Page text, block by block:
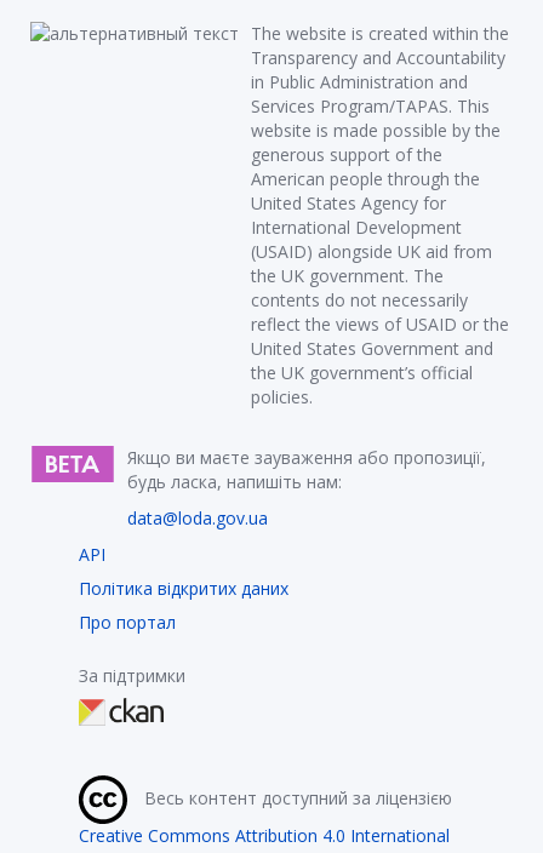
The website is created within the
Transparency and Accountability
in Public Administration and
Services Program/TAPAS. This
website is made possible by the
generous support of the
American people through the
United States Agency for
International Development
(USAID) alongside UK aid from
the UK government. The
contents do not necessarily
reflect the views of USAID or the
United States Government and
the UK government’s official
policies.
Якщо ви маєте зауваження або пропозиції,
будь ласка, напишіть нам:
data@loda.gov.ua
API
Політика відкритих даних
Про портал
За підтримки
Весь контент доступний за ліцензією
Creative Commons Attribution 4.0 International